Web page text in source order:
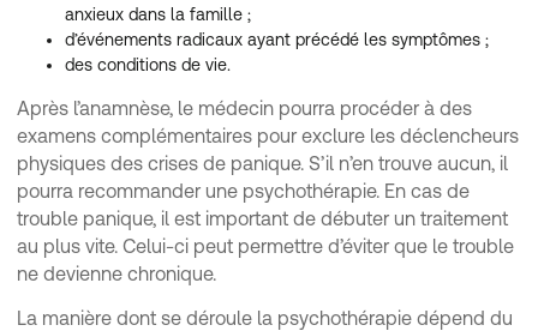
anxieux dans la famille ;
d’événements radicaux ayant précédé les symptômes ;
des conditions de vie.
Après l’anamnèse, le médecin pourra procéder à des
examens complémentaires pour exclure les déclencheurs
physiques des crises de panique. S’il n’en trouve aucun, il
pourra recommander une psychothérapie. En cas de
trouble panique, il est important de débuter un traitement
au plus vite. Celui-ci peut permettre d’éviter que le trouble
ne devienne chronique.
La manière dont se déroule la psychothérapie dépend du